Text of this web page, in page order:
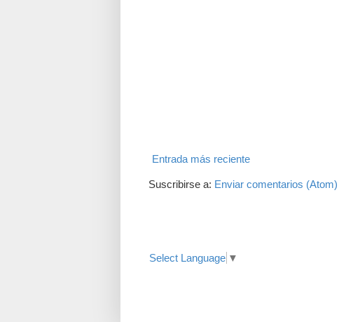
Entrada más reciente
Suscribirse a: Enviar comentarios (Atom)
Select Language ▼